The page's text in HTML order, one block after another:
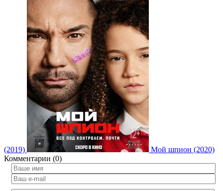
(2019)
Мой шпион (2020)
Комментарии (0)